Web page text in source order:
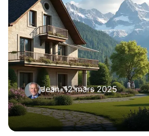
Jean•12 mars 2025